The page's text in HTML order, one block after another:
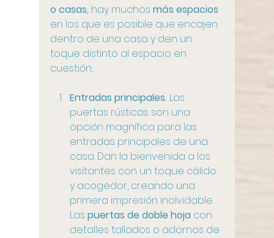
o casas, hay muchos más espacios
en los que es posible que encajen
dentro de una casa y den un
toque distinto al espacio en
cuestión,
Entradas principales. Las
puertas rústicas son una
opción magnífica para las
entradas principales de una
casa. Dan la bienvenida a los
visitantes con un toque cálido
y acogedor, creando una
primera impresión inolvidable.
Las puertas de doble hoja con
detalles tallados o adornos de